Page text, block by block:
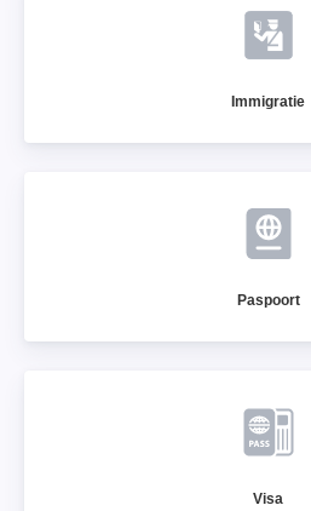
Immigratie
Paspoort
Visa